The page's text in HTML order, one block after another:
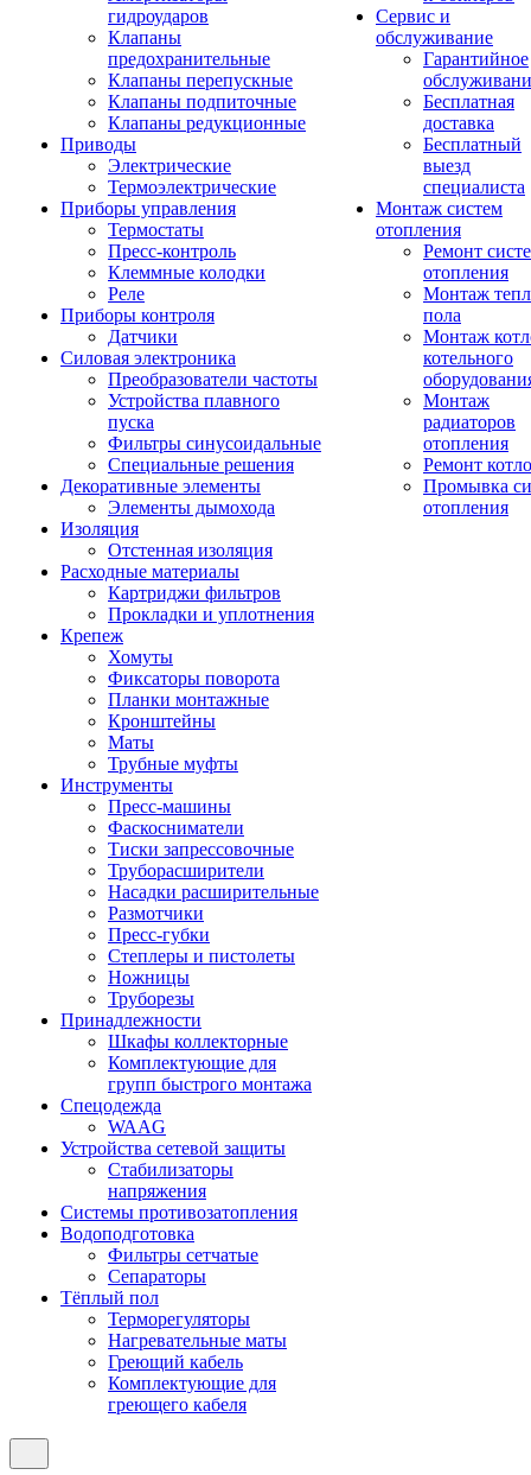
гидроударов
Клапаны
предохранительные
Клапаны перепускные
Клапаны подпиточные
Клапаны редукционные
Приводы
Электрические
Термоэлектрические
Приборы управления
Термостаты
Пресс-контроль
Клеммные колодки
Реле
Приборы контроля
Датчики
Силовая электроника
Преобразователи частоты
Устройства плавного
пуска
Фильтры синусоидальные
Специальные решения
Декоративные элементы
Элементы дымохода
Изоляция
Отстенная изоляция
Расходные материалы
Картриджи фильтров
Прокладки и уплотнения
Крепеж
Хомуты
Фиксаторы поворота
Планки монтажные
Кронштейны
Маты
Трубные муфты
Инструменты
Пресс-машины
Фаскосниматели
Тиски запрессовочные
Труборасширители
Насадки расширительные
Размотчики
Пресс-губки
Степлеры и пистолеты
Ножницы
Труборезы
Принадлежности
Шкафы коллекторные
Комплектующие для
групп быстрого монтажа
Спецодежда
WAAG
Устройства сетевой защиты
Стабилизаторы
напряжения
Системы противозатопления
Водоподготовка
Фильтры сетчатые
Сепараторы
Тёплый пол
Терморегуляторы
Нагревательные маты
Греющий кабель
Комплектующие для
греющего кабеля
Сервис и
обслуживание
Гарантийное
Бесплатная
доставка
Бесплатный
выезд
специалиста
Монтаж систем
отопления
Ремонт
отопления
Монтаж
пола
Монтаж
котельного
Монтаж
радиаторов
отопления
Ремонт
Промывка
отопления